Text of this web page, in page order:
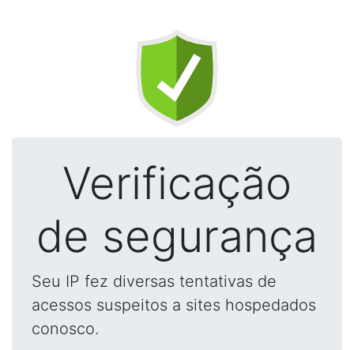
Verificação
de segurança
Seu IP fez diversas tentativas de
acessos suspeitos a sites hospedados
conosco.